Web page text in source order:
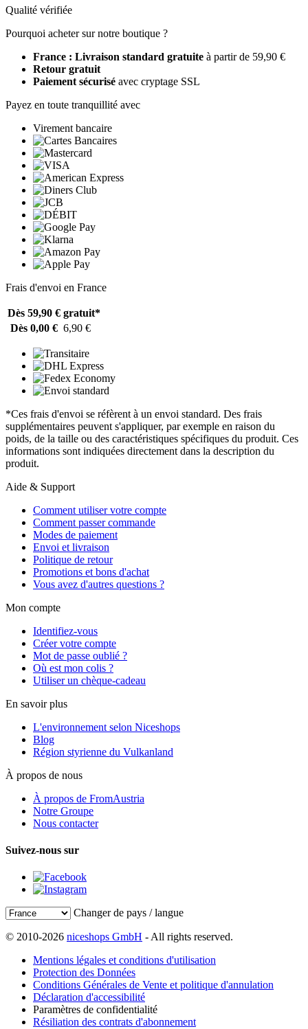
Qualité vérifiée
Pourquoi acheter sur notre boutique ?
France : Livraison standard gratuite à partir de 59,90 €
Retour gratuit
Paiement sécurisé avec cryptage SSL
Payez en toute tranquillité avec
Virement bancaire
Frais d'envoi en France
Dès 59,90 € gratuit*
Dès 0,00 € 6,90 €
*Ces frais d'envoi se réfèrent à un envoi standard. Des frais
supplémentaires peuvent s'appliquer, par exemple en raison du
poids, de la taille ou des caractéristiques spécifiques du produit. Ces
informations sont indiquées directement dans la description du
produit.
Aide & Support
Comment utiliser votre compte
Comment passer commande
Modes de paiement
Envoi et livraison
Politique de retour
Promotions et bons d'achat
Vous avez d'autres questions ?
Mon compte
Identifiez-vous
Créer votre compte
Mot de passe oublié ?
Où est mon colis ?
Utiliser un chèque-cadeau
En savoir plus
L'environnement selon Niceshops
Blog
Région styrienne du Vulkanland
À propos de nous
À propos de FromAustria
Notre Groupe
Nous contacter
Suivez-nous sur
Changer de pays / langue
© 2010-2026 niceshops GmbH - All rights reserved.
Mentions légales et conditions d'utilisation
Protection des Données
Conditions Générales de Vente et politique d'annulation
Déclaration d'accessibilité
Paramètres de confidentialité
Résiliation des contrats d'abonnement